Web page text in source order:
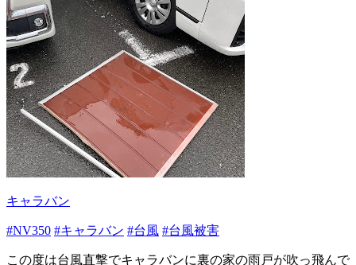
キャラバン
#NV350 #キャラバン #台風 #台風被害
この度は台風直撃でキャラバンに裏の家の雨戸が吹っ飛んで